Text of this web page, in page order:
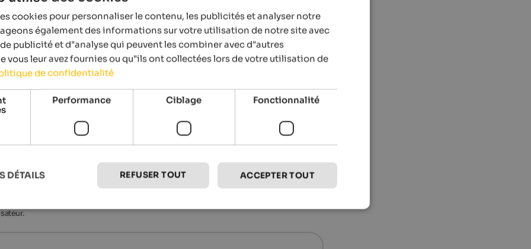
informations détaillées et précises. Toutefois, il est possible que des événements
en temps réel. Vous obtiendrez des informations précises sur les dates, les
ENGLISH
FRENCH
cookies pour personnaliser le contenu, les publicités et analyser notre
également des informations sur votre utilisation de notre site avec
publicité et d"analyse qui peuvent les combiner avec d"autres
vous leur avez fournies ou qu"ils ont collectées lors de votre utilisation de
de confidentialité
Performance Ciblage Fonctionnalité
ACCEPTER TOUT
REFUSER TOUT
DÉTAILS